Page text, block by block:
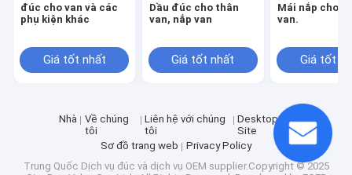
đúc cho van và các
phụ kiện khác
Giá tốt nhất
Dầu đúc cho thân
van, nắp van
Giá tốt nhất
Mái nắp cho
van.
Giá tốt
Nhà
Về chúng
tôi
Liên hệ với chúng
tôi
Desktop
Site
Sơ đồ trang web
Privacy Policy
Trung Quốc Dịch vụ đúc và dịch vụ OEM supplier.Copyright © 2025